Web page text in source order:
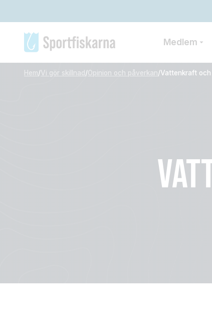
Medlem
Hem/Vi gör skillnad /Opinion och påverkan/Vattenkraft